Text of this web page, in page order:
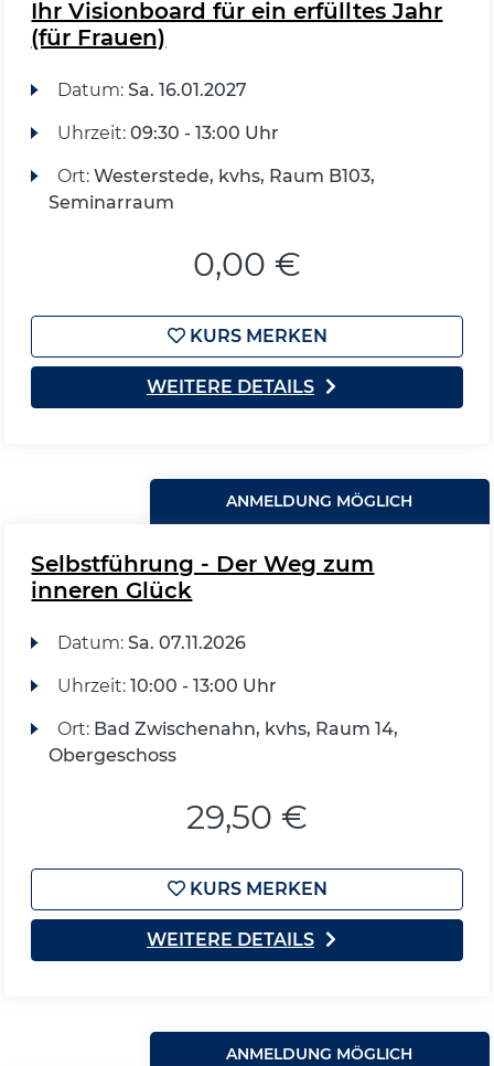
Ihr Visionboard für ein erfülltes Jahr
(für Frauen)
Datum: Sa. 16.01.2027
Uhrzeit: 09:30 - 13:00 Uhr
Ort: Westerstede, kvhs, Raum B103,
Seminarraum
0,00 €
KURS MERKEN
WEITERE DETAILS
ANMELDUNG MÖGLICH
Selbstführung - Der Weg zum
inneren Glück
Datum: Sa. 07.11.2026
Uhrzeit: 10:00 - 13:00 Uhr
Ort: Bad Zwischenahn, kvhs, Raum 14,
Obergeschoss
29,50 €
KURS MERKEN
WEITERE DETAILS
ANMELDUNG MÖGLICH